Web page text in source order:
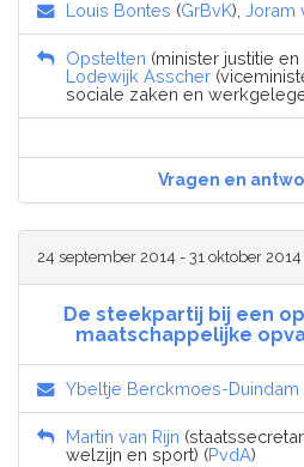
Louis Bontes (GrBvK), Joram
Opstelten (minister justitie
Lodewijk Asscher
sociale zaken en
Vragen en
24 september 2014 - 31 oktober 2014
De steekpartij bij een
maatschappelijke
Ybeltje Berckmoes-Duindam
Martin van Rijn
welzijn en sport) (PvdA)